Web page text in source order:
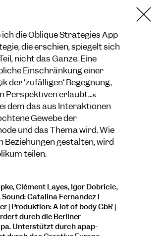
die Oblique Strategies App
die erschien, spiegelt sich
nicht das Ganze. Eine
Einschränkung einer
der ‘zufälligen‘ Begegnung,
Perspektiven erlaubt...«
dem das aus Interaktionen
Gewebe der
und das Thema wird. Wie
gestalten, wird
teilen.
Clément Layes, Igor Dobricic,
Catalina Fernandez I
| Produktion: A lot of body GbR |
durch die Berliner
Unterstützt durch apap-